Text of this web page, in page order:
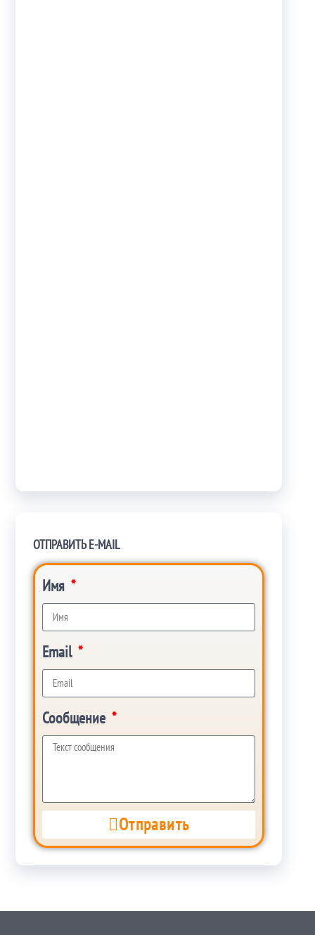
ОТПРАВИТЬ E-MAIL
Имя
Email
Сообщение
Отправить